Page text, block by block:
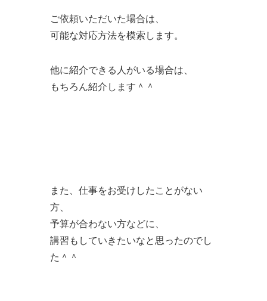
ご依頼いただいた場合は、
可能な対応方法を模索します。
他に紹介できる人がいる場合は、
もちろん紹介します＾＾
また、仕事をお受けしたことがない
方、
予算が合わない方などに、
講習もしていきたいなと思ったのでし
た＾＾